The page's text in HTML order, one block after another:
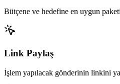
Bütçene ve hedefine en uygun
Link Paylaş
İşlem yapılacak gönderinin linkini